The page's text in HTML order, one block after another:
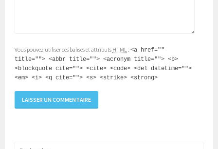
Vous pouvez utiliser ces balises et attributs HTML :<a href=""
title=""> <abbr title=""> <acronym title=""> <b>
<blockquote cite=""> <cite> <code> <del datetime="">
<em> <i> <q cite=""> <s> <strike> <strong>